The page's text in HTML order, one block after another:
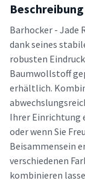
Beschreibung
Barhocker - Jade
dank seines
robusten
Baumwollstoff
erhältlich.
Ihrer Einrichtung
oder wenn Sie
Beisammensein
verschiedenen
kombinieren